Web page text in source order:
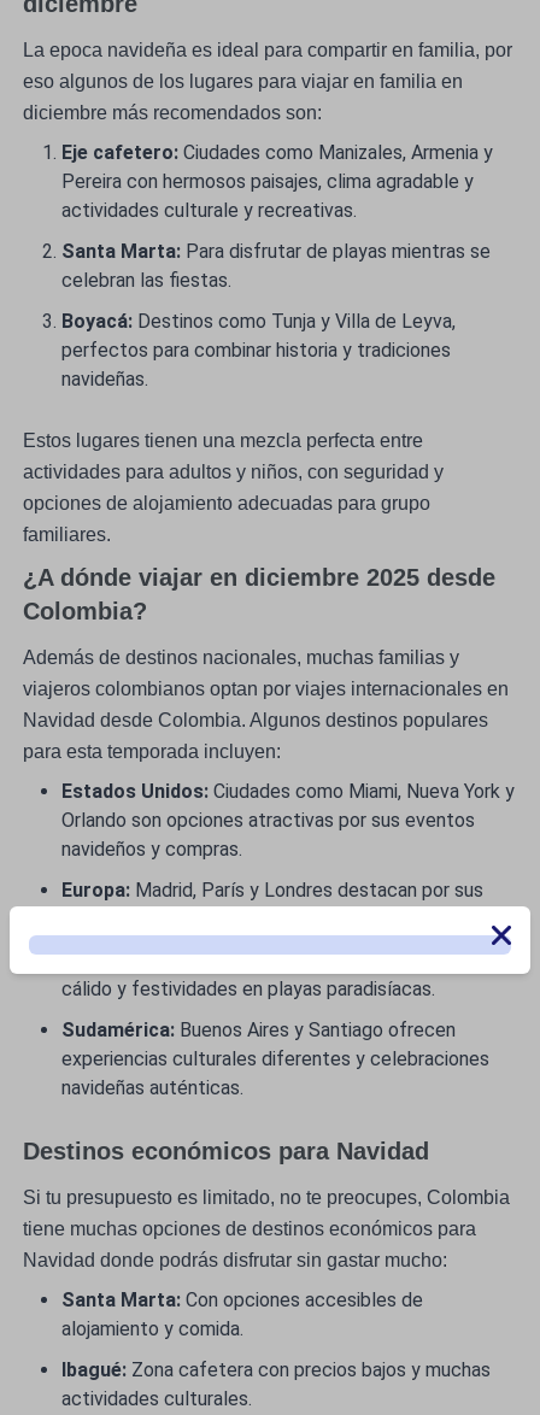
La epoca navideña es ideal para compartir en familia, por
eso algunos de los lugares para viajar en familia en
diciembre más recomendados son:
Eje cafetero: Ciudades como Manizales, Armenia y
Pereira con hermosos paisajes, clima agradable y
actividades culturale y recreativas.
Santa Marta:Para disfrutar de playas mientras se
celebran las fiestas.
Boyacá:Destinos como Tunja y Villa de Leyva,
perfectos para combinar historia y tradiciones
navideñas.
Estos lugares tienen una mezcla perfecta entre
actividades para adultos y niños, con seguridad y
opciones de alojamiento adecuadas para grupo
familiares.
¿A dónde viajar en diciembre 2025 desde
Colombia?
Además de destinos nacionales, muchas familias y
viajeros colombianos optan por viajes internacionales en
Navidad desde Colombia. Algunos destinos populares
para esta temporada incluyen:
Estados Unidos:Ciudades como Miami, Nueva York y
Orlando son opciones atractivas por sus eventos
navideños y compras.
Europa:Madrid, París y Londres destacan por sus
Caribe:Cancún, Punta Cana y Aruba, con su clima
cálido y festividades en playas paradisíacas.
Sudamérica:Buenos Aires y Santiago ofrecen
experiencias culturales diferentes y celebraciones
navideñas auténticas.
Destinos económicos para Navidad
Si tu presupuesto es limitado, no te preocupes, Colombia
tiene muchas opciones de destinos económicos para
Navidad donde podrás disfrutar sin gastar mucho:
Santa Marta: Con opciones accesibles de
alojamiento y comida.
Ibagué: Zona cafetera con precios bajos y muchas
actividades culturales.